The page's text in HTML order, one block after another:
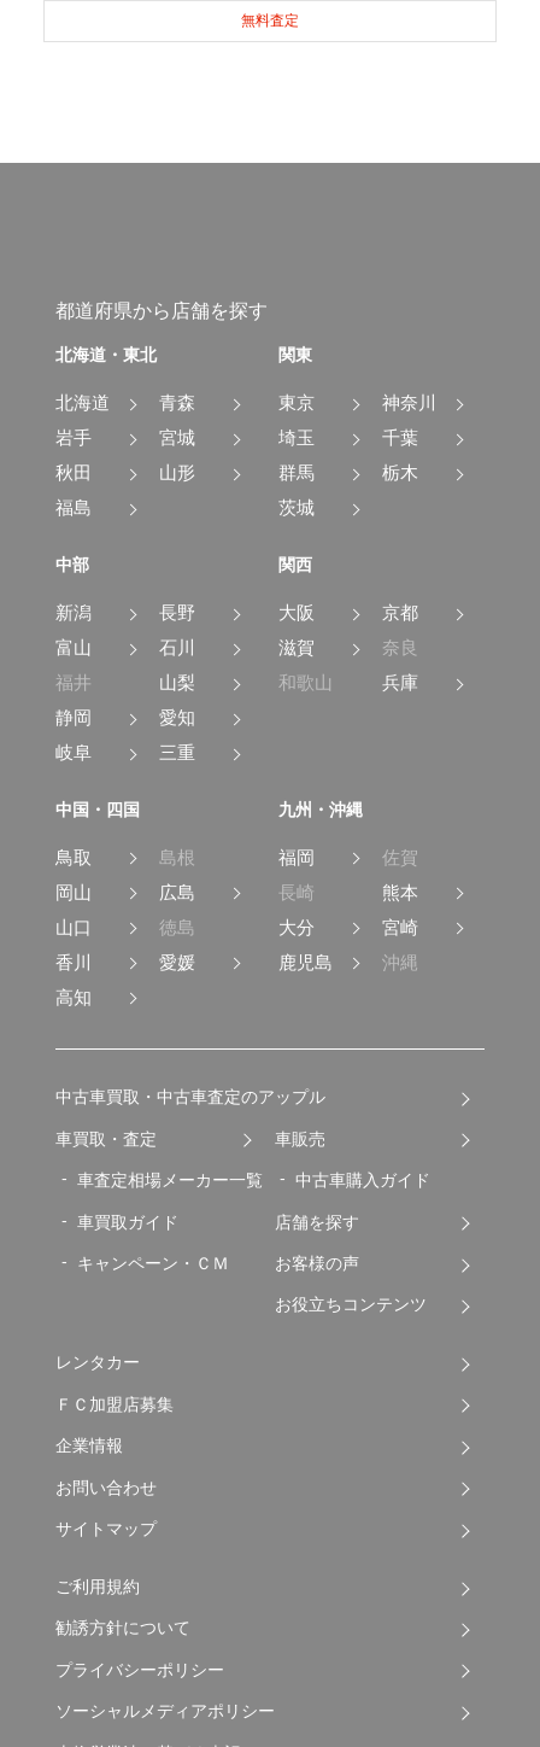
無料査定
都道府県から店舗を探す
北海道・東北
北海道
青森
岩手
宮城
秋田
山形
福島
関東
東京
神奈川
埼玉
千葉
群馬
栃木
茨城
中部
新潟
長野
富山
石川
福井
山梨
静岡
愛知
岐阜
三重
関西
大阪
京都
滋賀
奈良
和歌山
兵庫
中国・四国
鳥取
島根
岡山
広島
山口
徳島
香川
愛媛
高知
九州・沖縄
福岡
佐賀
長崎
熊本
大分
宮崎
鹿児島
沖縄
中古車買取・中古車査定のアップル
車買取・査定
車査定相場メーカー一覧
車買取ガイド
キャンペーン・ＣＭ
車販売
中古車購入ガイド
店舗を探す
お客様の声
お役立ちコンテンツ
レンタカー
ＦＣ加盟店募集
企業情報
お問い合わせ
サイトマップ
ご利用規約
勧誘方針について
プライバシーポリシー
ソーシャルメディアポリシー